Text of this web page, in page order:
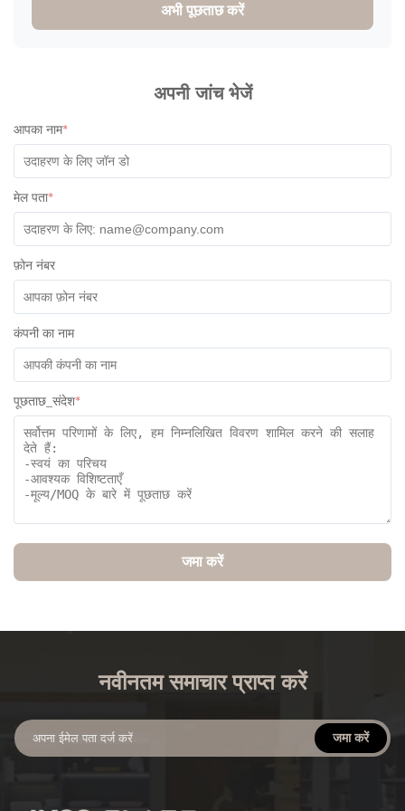
absolutely great! The product was high quality and the colors
of the lids were super cute! I have communicated with one of
working with them. All the best!
अभी पूछताछ करें
अपनी जांच भेजें
आपका नाम*
मेल पता*
फ़ोन नंबर
कंपनी का नाम
पूछताछ_संदेश*
जमा करें
नवीनतम समाचार प्राप्त करें
जमा करें